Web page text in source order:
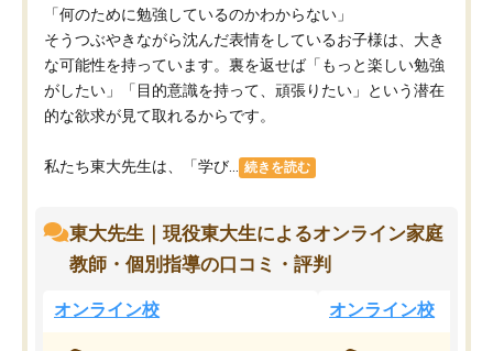
「何のために勉強しているのかわからない」
そうつぶやきながら沈んだ表情をしているお子様は、大き
な可能性を持っています。裏を返せば「もっと楽しい勉強
がしたい」「目的意識を持って、頑張りたい」という潜在
的な欲求が見て取れるからです。
私たち東大先生は、「学び... 続きを読む
東大先生｜現役東大生によるオンライン家庭
教師・個別指導の口コミ・評判
オンライン校 オンライン校